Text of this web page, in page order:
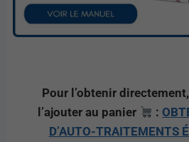
Pour l’obtenir
l’ajouter au panier
:
D’AUTO-TRAITEMENTS